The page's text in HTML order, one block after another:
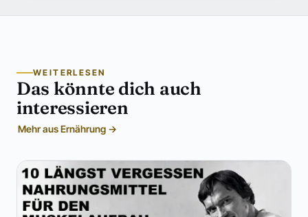
WEITERLESEN
Das könnte dich auch
interessieren
Mehr aus Ernährung →